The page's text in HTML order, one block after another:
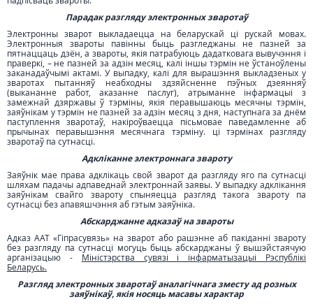
Парадак разгляду электронных зваротаў
Электронны зварот выкладаецца на беларускай ці рускай мовах.
Электронныя звароты павінны быць разгледжаны не пазней за
пятнаццаць дзён, а звароты, якія патрабуюць дадатковага вывучэння і
праверкі, – не пазней за адзін месяц, калі іншы тэрмін не ўстаноўлены
заканадаўчымі актамі. У выпадку, калі для вырашэння выкладзеных у
зваротах пытанняў неабходны здзяйсненне пэўных дзеянняў
(выкананне работ, аказанне паслуг), атрыманне інфармацыі з
замежнай дзяржавы ў тэрміны, якія перавышаюць месячны тэрмін,
заяўнікам у тэрмін не пазней за адзін месяц з дня, наступнага за днём
паступлення зваротаў, накіроўваецца пісьмовае паведамленне аб
прычынах перавышэння месячнага тэрміну. ці тэрмінах разгляду
зваротаў па сутнасці.
Адкліканне электроннага звароту
Заяўнік мае права адклікаць свой зварот да разгляду яго па сутнасці
шляхам падачы адпаведнай электроннай заявы. У выпадку адклікання
заяўнікам свайго звароту спыняецца разгляд такога звароту па
сутнасці без апавяшчэння аб гэтым заяўніка.
Абскарджанне адказаў на звароты
Адказ ААТ «Гіпрасувязь» на зварот або рашэнне аб пакіданні звароту
без разгляду па сутнасці могуць быць абскарджаны ў вышэйстаячую
арганізацыю - Міністэрства сувязі і інфарматызацыі Рэспублікі
Беларусь.
Разгляд электронных зваротаў аналагічнага зместу ад розных
заяўнікаў, якія носяць масавы характар